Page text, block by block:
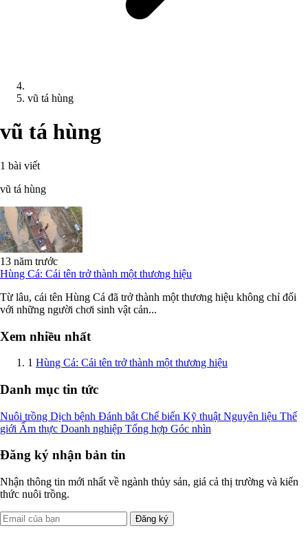
vũ tá hùng
vũ tá hùng
1 bài viết
vũ tá hùng
13 năm trước
Hùng Cá: Cái tên trở thành một thương hiệu
Từ lâu, cái tên Hùng Cá đã trở thành một thương hiệu không chỉ đối
với những người chơi sinh vật cản...
Xem nhiều nhất
1 Hùng Cá: Cái tên trở thành một thương hiệu
Danh mục tin tức
Nuôi trồng Dịch bệnh Đánh bắt Chế biến Kỹ thuật Nguyên liệu Thế
giới Ẩm thực Doanh nghiệp Tổng hợp Góc nhìn
Đăng ký nhận bản tin
Nhận thông tin mới nhất về ngành thủy sản, giá cả thị trường và kiến
thức nuôi trồng.
Đăng ký